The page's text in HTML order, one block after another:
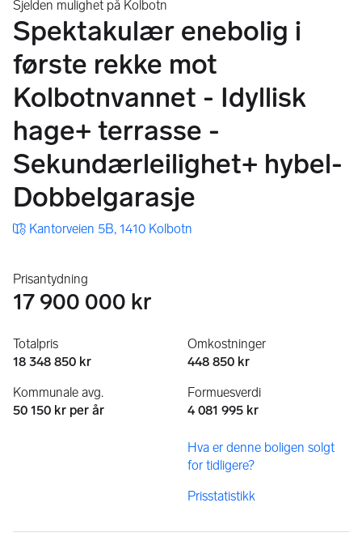
Sjelden mulighet på Kolbotn
Spektakulær enebolig i
første rekke mot
Kolbotnvannet - Idyllisk
hage+ terrasse -
Sekundærleilighet+ hybel-
Dobbelgarasje
Kantorveien 5B, 1410 Kolbotn
Prisantydning
17 900 000 kr
Totalpris
18 348 850 kr
Omkostninger
448 850 kr
Kommunale avg.
50 150 kr per år
Formuesverdi
4 081 995 kr
Hva er denne boligen solgt
for tidligere?
Prisstatistikk